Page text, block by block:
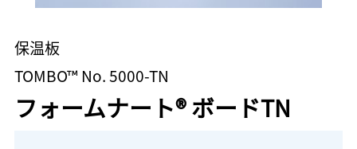
保温板
TOMBO™ No. 5000-TN
フォームナート® ボードTN